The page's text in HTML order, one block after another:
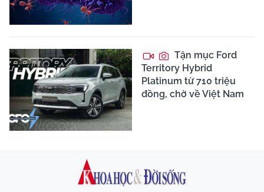
Tận mục Ford
Territory Hybrid
Platinum từ 710 triệu
đồng, chờ về Việt Nam